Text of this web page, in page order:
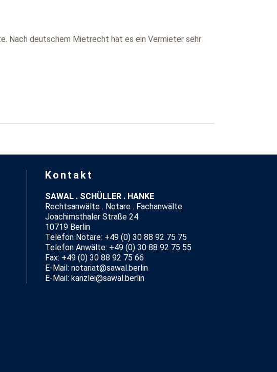
Nach deutschem Mietrecht hat es ein Vermieter sehr
Kontakt
SAWAL . SCHÜLLER . HANKE
Rechtsanwälte . Notare . Fachanwälte
Joachimsthaler Straße 24
10719 Berlin
Telefon Notare: +49 (0) 30 88 92 75 75
Telefon Anwälte: +49 (0) 30 88 92 75 55
Fax: +49 (0) 30 88 92 75 66
E-Mail: notariat@sawal.berlin
E-Mail: kanzlei@sawal.berlin